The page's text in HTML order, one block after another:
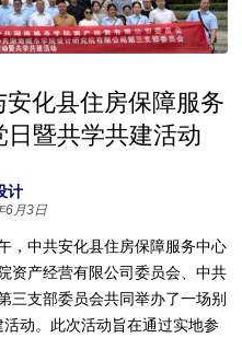
化县住房保障服务
暨共学共建活动
计
6月3日
，中共安化县住房保障服务中心
资产经营有限公司委员会、中共
三支部委员会共同举办了一场别
动。此次活动旨在通过实地参